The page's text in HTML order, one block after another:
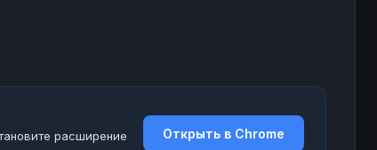
расширение
Открыть в Chrome